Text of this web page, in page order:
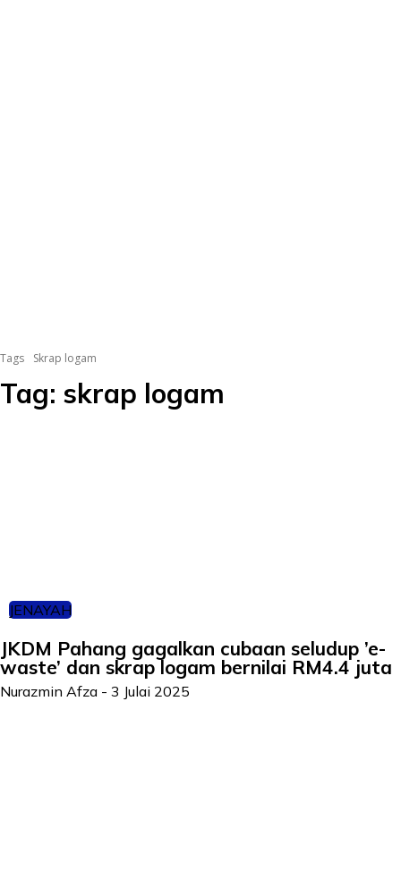
Tags Skrap logam
Tag: skrap logam
JENAYAH
JKDM Pahang gagalkan cubaan seludup ’e-
waste’ dan skrap logam bernilai RM4.4 juta
Nurazmin Afza - 3 Julai 2025